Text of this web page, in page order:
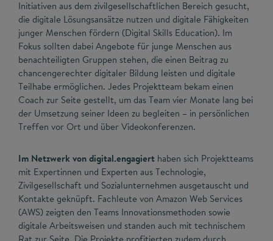
Initiativen aus dem zivilgesellschaftlichen Bereich gesucht,
die digitale Lösungsansätze nutzen und digitale Fähigkeiten
junger Menschen fördern (Digital Skills Education). Im
Fokus sollten dabei Angebote für junge Menschen aus
benachteiligten Gruppen stehen, die einen Beitrag zu
chancengerechter digitaler Bildung leisten und digitale
Teilhabe ermöglichen. Jedes Projektteam bekam einen
Coach zur Seite gestellt, um das Team vier Monate lang bei
der Umsetzung seiner Ideen zu begleiten – in persönlichen
Treffen vor Ort und über Videokonferenzen.
Im Netzwerk von digital.engagiert haben sich Projektteams
mit Expertinnen und Experten aus Technologie,
Zivilgesellschaft und Sozialunternehmen ausgetauscht und
Kontakte geknüpft. Fachleute von Amazon Web Services
(AWS) zeigten den Teams Innovationsmethoden sowie
digitale Arbeitsweisen und standen auch mit technischem